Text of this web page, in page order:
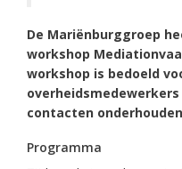
De Mariënburggroep
workshop
workshop is bedoeld
contacten
Programma